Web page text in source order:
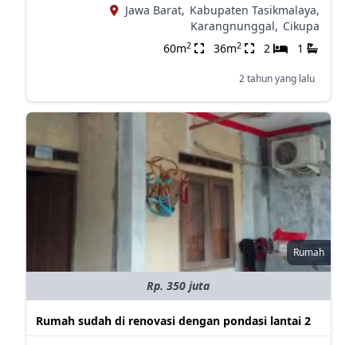
Jawa Barat, Kabupaten Tasikmalaya,
Karangnunggal, Cikupa
60m2 36m2 2 1
2 tahun yang lalu
Rumah
Rp. 350 juta
Rumah sudah di renovasi dengan pondasi lantai 2